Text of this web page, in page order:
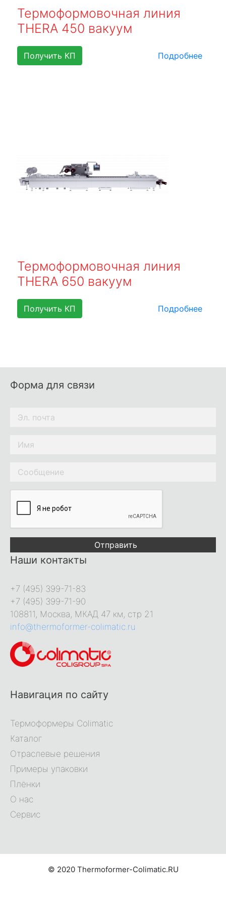
Термоформовочная линия
THERA 450 вакуум
Получить КП Подробнее
Термоформовочная линия
THERA 650 вакуум
Получить КП Подробнее
Наши контакты
+7 (495) 399-71-83
+7 (495) 399-71-90
108811, Москва, МКАД 47 км, стр 21
info@thermoformer-colimatic.ru
Навигация по сайту
Термоформеры Colimatic
Каталог
Отраслевые решения
Примеры упаковки
Плёнки
О нас
Сервис
Форма для связи
Отправить
© 2020 Thermoformer-Colimatic.RU